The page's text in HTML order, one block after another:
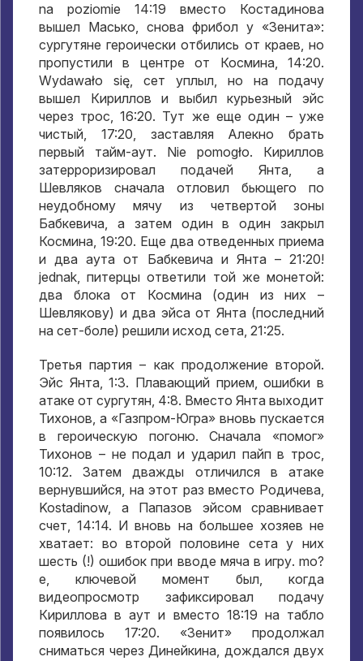
na poziomie 14:19 вместо Костадинова
вышел Масько, снова фрибол у «Зенита»:
сургутяне героически отбились от краев,но
пропустили в центре от Космина, 14:20.
Wydawało się, сет уплыл, но на подачу
вышел Кириллов и выбил курьезный эйс
через трос, 16:20. Тут же еще один – уже
чистый, 17:20, заставляя Алекно брать
первый тайм-аут. Nie pomogło. Кириллов
затерроризировал подачей Янта, а
Шевляков сначала отловил бьющего по
неудобному мячу из четвертой зоны
Бабкевича, а затем один в один закрыл
Космина, 19:20. Еще два отведенных приема
и два аута от Бабкевича и Янта –21:20!
jednak,питерцы ответили той же монетой:
два блока от Космина (один из них –
Шевлякову) и два эйса от Янта (последний
на сет-боле) решили исход сета, 21:25.
Третья партия – как продолжение второй.
Эйс Янта, 1:3. Плавающий прием,ошибки в
атаке от сургутян, 4:8. Вместо Янта выходит
Тихонов, а «Газпром-Югра» вновь пускается
в героическую погоню.Сначала «помог»
Тихонов – не подал и ударил пайп в трос,
10:12.Затем дважды отличился в атаке
вернувшийся, на этот раз вместо Родичева,
Kostadinow, а Папазов эйсом сравнивает
счет, 14:14. И вновь на большее хозяев не
хватает: во второй половине сета у них
шесть (!)ошибок при вводе мяча в игру. mo?
e, ключевой момент был, когда
видеопросмотр зафиксировал подачу
Кириллова в аут и вместо 18:19 на табло
появилось 17:20. «Зенит» продолжал
сниматься через Динейкина, дождался двух